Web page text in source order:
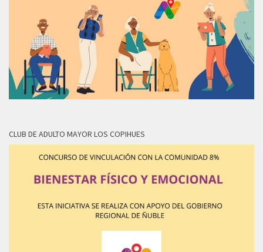
CLUB DE ADULTO MAYOR LOS COPIHUES